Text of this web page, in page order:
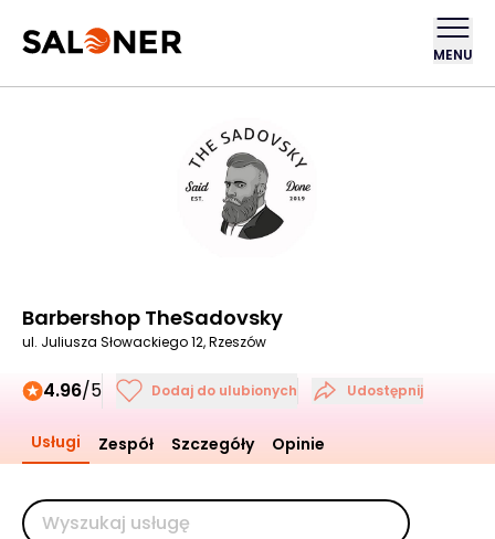
MENU
Barbershop TheSadovsky
ul. Juliusza Słowackiego 12, Rzeszów
4.96/5 Dodaj do ulubionych Udostępnij
Usługi Zespół Szczegóły Opinie